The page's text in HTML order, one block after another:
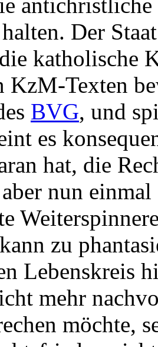
Der
katholische
KzM-Texten
BVG, und
es
hat, die
nun
zu
Lebenskreis
mehr
möchte,